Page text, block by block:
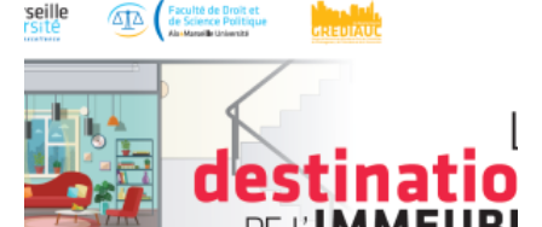
"Les
Entretiens
de
Droit
Immobilier
2019"